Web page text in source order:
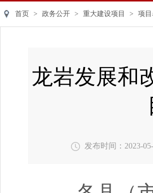
首页 > 政务公开 > 重大建设项目 > 项
龙岩发展和
发布时间：2023-